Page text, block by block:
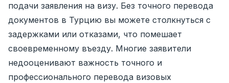
подачи заявления на визу. Без точного перевода
документов в Турцию вы можете столкнуться с
задержками или отказами, что помешает
своевременному въезду. Многие заявители
недооценивают важность точного и
профессионального перевода визовых